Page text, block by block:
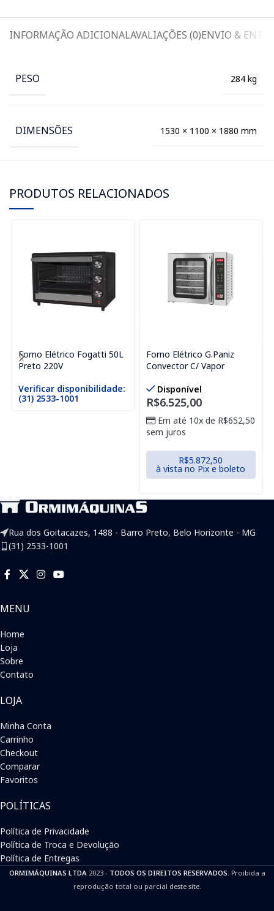
INFORMAÇÃO ADICIONALAVALIAÇÕES (0)ENVIO &
PESO 284 kg
DIMENSÕES 1530 × 1100 × 1880 mm
PRODUTOS RELACIONADOS
Forno Elétrico Fogatti 50L
Preto 220V
Verificar disponibilidade:
(31) 2533-1001
Forno Elétrico G.Paniz
Convector C/ Vapor
Disponível
R$6.525,00
Em até 10x de R$652,50
sem juros
R$5.872,50
à vista no Pix e boleto
Rua dos Goitacazes, 1488 - Barro Preto, Belo Horizonte - MG
(31) 2533-1001
MENU
Home
Loja
Sobre
Contato
LOJA
Minha Conta
Carrinho
Checkout
Comparar
Favoritos
POLÍTICAS
Política de Privacidade
Política de Troca e Devolução
Política de Entregas
ORMIMÁQUINAS LTDA2023 - TODOS OS DIREITOS RESERVADOS. Proibida a
reprodução total ou parcial deste site.